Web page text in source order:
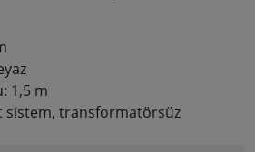
1,5 m
sistem, transformatörsüz